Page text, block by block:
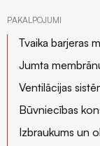
PAKALPOJUMI
Tvaika barjeras
Jumta
Ventilācijas
Būvniecības
Izbraukums un